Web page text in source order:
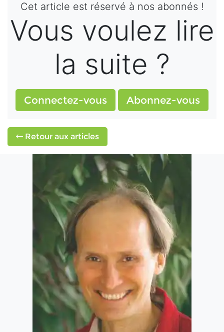
Cet article est réservé à nos abonnés !
Vous voulez lire
la suite ?
Connectez-vous Abonnez-vous
Retour aux articles